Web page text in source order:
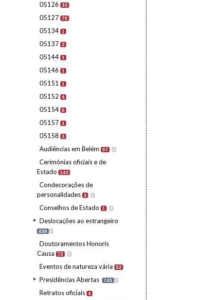
05126 33
05127 70
05134 1
05137 3
05144 1
05146 1
05151 1
05152 4
05154 6
05157 1
05158 3
Audiências em Belém 57 I
Cerimónias oficiais e de
Estado
143
Condecorações de
personalidades 3 I
Conselhos de Estado 1 I
Deslocações ao estrangeiro
438 I
Doutoramentos Honoris
Causa
72 I
Eventos de natureza vária 52
Presidências Abertas 745 I
Retratos oficiais 4